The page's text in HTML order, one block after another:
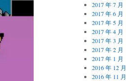
2017 年 7 月
2017 年 6 月
2017 年 5 月
2017 年 4 月
2017 年 3 月
2017 年 2 月
2017 年 1 月
2016 年 12 月
2016 年 11 月